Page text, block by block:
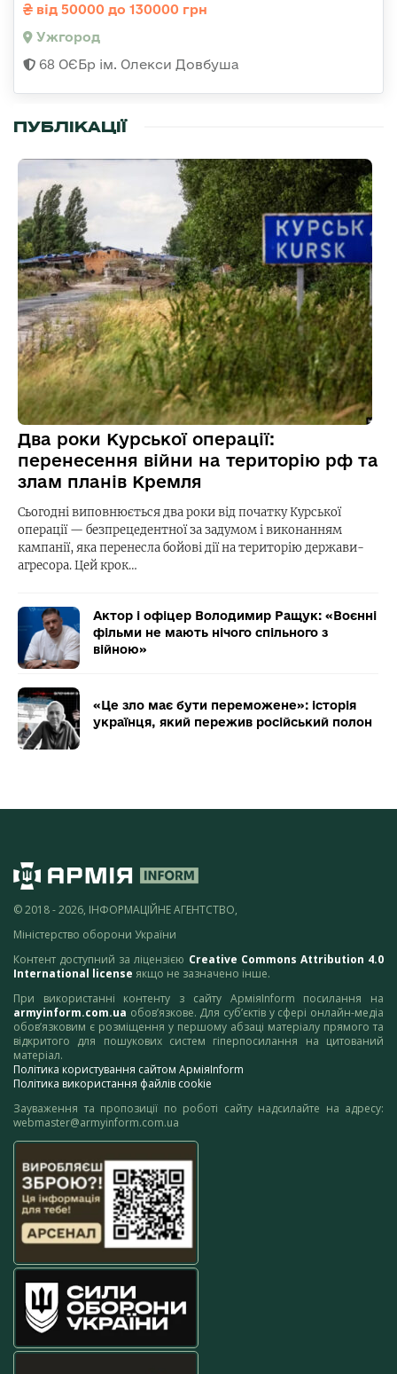
від 50000 до 130000 грн
Ужгород
68 ОЄБр ім. Олекси Довбуша
ПУБЛІКАЦІЇ
Два роки Курської операції:
перенесення війни на територію рф та
злам планів Кремля
Сьогодні виповнюється два роки від початку Курської
операції — безпрецедентної за задумом і виконанням
кампанії, яка перенесла бойові дії на територію держави-
агресора. Цей крок…
Актор і офіцер Володимир Ращук: «Воєнні
фільми не мають нічого спільного з
війною»
«Це зло має бути переможене»: історія
українця, який пережив російський полон
© 2018 - 2026, ІНФОРМАЦІЙНЕ АГЕНТСТВО,
Міністерство оборони України
Контент доступний за ліцензією Creative Commons Attribution 4.0
International license якщо не зазначено інше.
При використанні контенту з сайту АрміяInform посилання на
armyinform.com.ua обов’язкове. Для суб’єктів у сфері онлайн-медіа
обов’язковим є розміщення у першому абзаці матеріалу прямого та
відкритого для пошукових систем гіперпосилання на цитований
матеріал.
Політика користування сайтом АрміяInform
Політика використання файлів cookie
Зауваження та пропозиції по роботі сайту надсилайте на адресу:
webmaster@armyinform.com.ua